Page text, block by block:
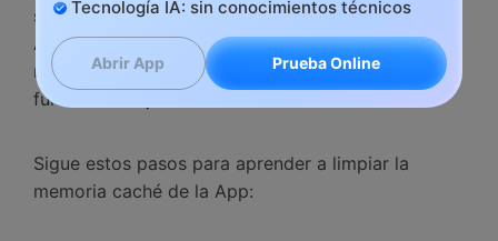
sido almacenados debido al constante uso de la
App. Se recomienda a todos los usuarios limpiar la
memoria caché regularmente para que las Apps
funcionen mejor.
Sigue estos pasos para aprender a limpiar la
memoria caché de la App:
Tecnología IA: sin conocimientos técnicos
Abrir App Prueba Online